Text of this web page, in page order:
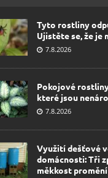
Tyto rostliny
Ujistěte se, že je
7.8.2026
Pokojové
které jsou
7.8.2026
Využití dešťové
domácnosti: Tři
měkkost